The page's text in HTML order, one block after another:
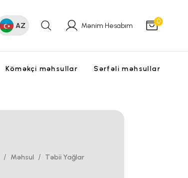
AZ Mənim Hesabım 0
Köməkçi məhsullar Sərfəli məhsullar
Məhsul Təbii Yağlar